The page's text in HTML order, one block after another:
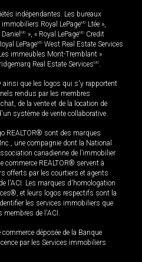
indépendantes. Les bureaux
Royal LePageMD Ltée »,
MD », « Royal LePageMD Credit
LePageMD West Real Estate Services
immeubles Mont-Tremblant »
Real Estate ServicesMD.
ainsi que les logos qui s'y rapportent
rendus par les membres
de la vente et de la location de
système de vente collaborative.
REALTOR® sont des marques
une compagnie dont la National
canadienne de l’immobilier
commerce REALTOR® servent à
offerts par les courtiers et agents
l'ACI. Les marques d'homologation
et leurs logos respectifs sont la
les services immobiliers que
membres de l'ACI.
déposée de la Banque
par les Services immobiliers